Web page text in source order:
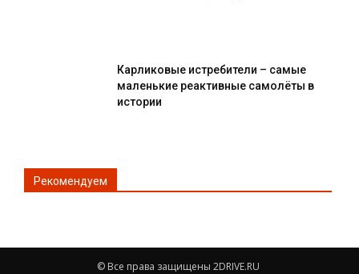
Карликовые истребители – самые
маленькие реактивные самолёты в
истории
Рекомендуем
© Все права защищены 2DRIVE.RU